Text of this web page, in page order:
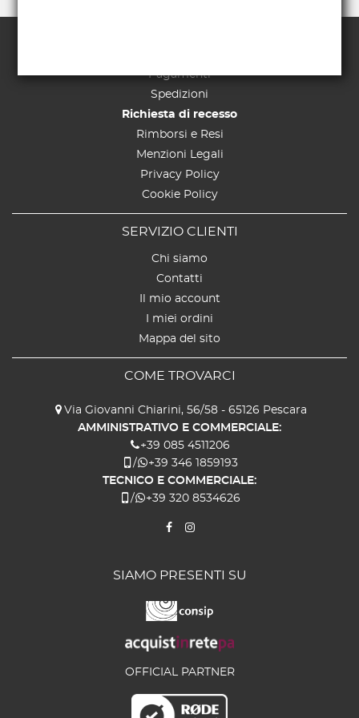
Pagamenti
Spedizioni
Richiesta di recesso
Rimborsi e Resi
Menzioni Legali
Privacy Policy
Cookie Policy
SERVIZIO CLIENTI
Chi siamo
Contatti
Il mio account
I miei ordini
Mappa del sito
COME TROVARCI
Via Giovanni Chiarini, 56/58 - 65126 Pescara
AMMINISTRATIVO E COMMERCIALE:
+39 085 4511206
/
+39 346 1859193
TECNICO E COMMERCIALE:
/
+39 320 8534626
SIAMO PRESENTI SU
OFFICIAL PARTNER